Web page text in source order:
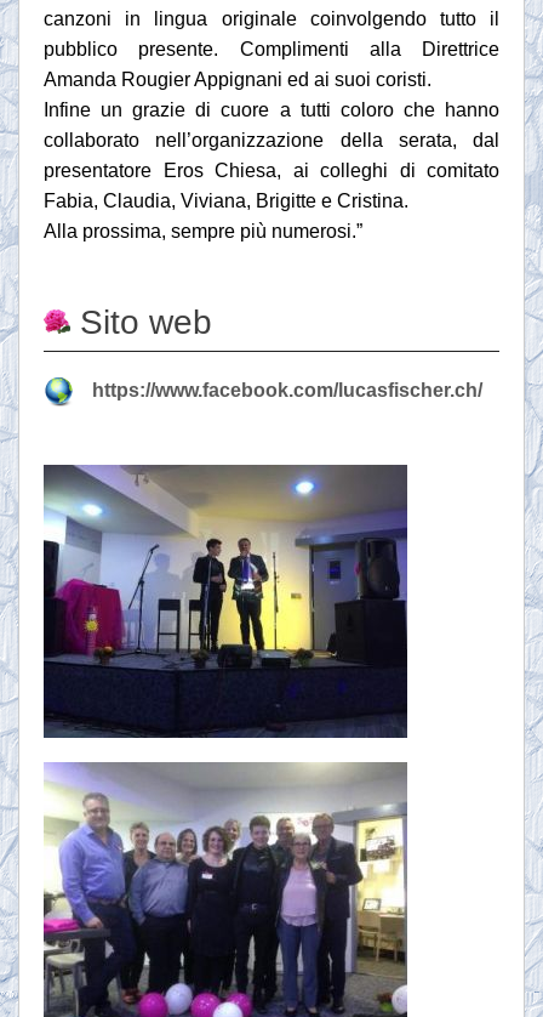
canzoni in lingua originale coinvolgendo tutto il
pubblico presente. Complimenti alla Direttrice
Amanda Rougier Appignani ed ai suoi coristi.
Infine un grazie di cuore a tutti coloro che hanno
collaborato nell’organizzazione della serata, dal
presentatore Eros Chiesa, ai colleghi di comitato
Fabia, Claudia, Viviana, Brigitte e Cristina.
Alla prossima, sempre più numerosi.”
Sito web
https://www.facebook.com/lucasfischer.ch/